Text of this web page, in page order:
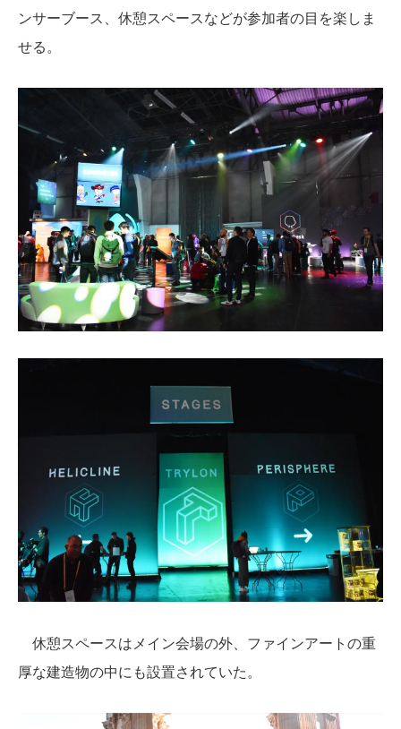
ンサーブース、休憩スペースなどが参加者の目を楽しま
せる。
休憩スペースはメイン会場の外、ファインアートの重
厚な建造物の中にも設置されていた。